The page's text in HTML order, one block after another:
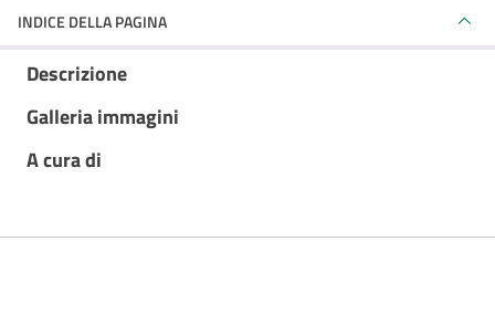
INDICE DELLA PAGINA
Descrizione
Galleria immagini
A cura di